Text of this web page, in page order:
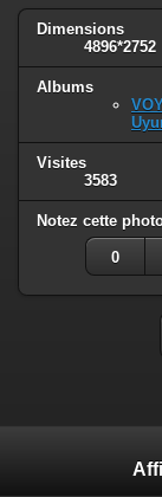
Dimensions
4896*2752
Albums
Visites
3583
Notez cette
0